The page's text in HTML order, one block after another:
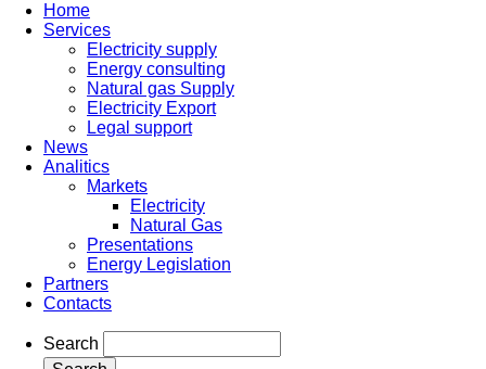
Home
Services
Electricity supply
Energy consulting
Natural gas Supply
Electricity Export
Legal support
News
Analitics
Markets
Electricity
Natural Gas
Presentations
Energy Legislation
Partners
Contacts
Search